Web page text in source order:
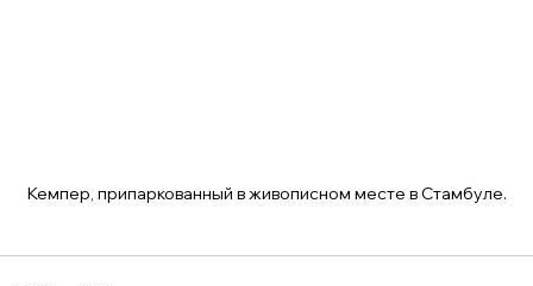
Кемпер, припаркованный в живописном месте в Стамбуле.